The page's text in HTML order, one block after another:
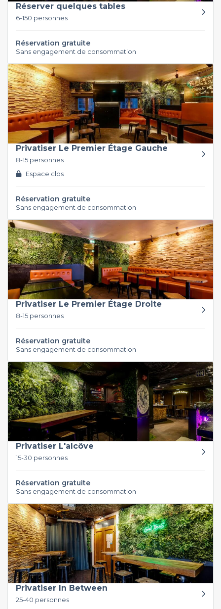
Réserver quelques tables
6-150 personnes
Réservation gratuite
Sans engagement de consommation
Privatiser Le Premier Étage Gauche
8-15 personnes
Espace clos
Réservation gratuite
Sans engagement de consommation
Privatiser Le Premier Étage Droite
8-15 personnes
Réservation gratuite
Sans engagement de consommation
Privatiser L'alcôve
15-30 personnes
Réservation gratuite
Sans engagement de consommation
Privatiser In Between
25-40 personnes